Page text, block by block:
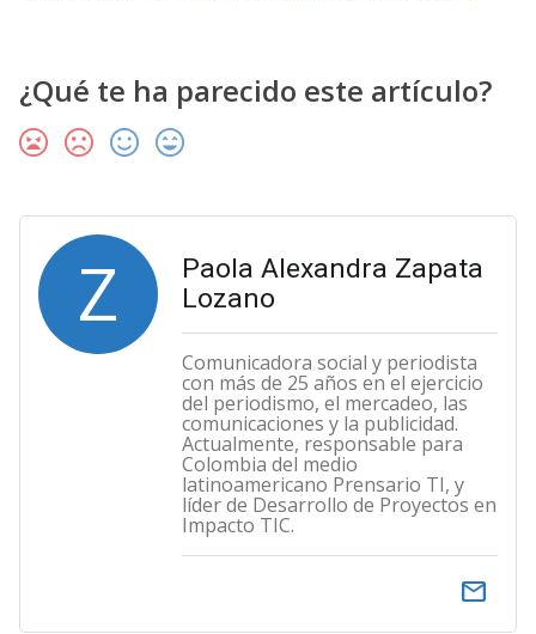
¿Qué te ha parecido este artículo?
Z
Paola Alexandra Zapata
Lozano
Comunicadora social y periodista
con más de 25 años en el ejercicio
del periodismo, el mercadeo, las
comunicaciones y la publicidad.
Actualmente, responsable para
Colombia del medio
latinoamericano Prensario TI, y
líder de Desarrollo de Proyectos en
Impacto TIC.
email